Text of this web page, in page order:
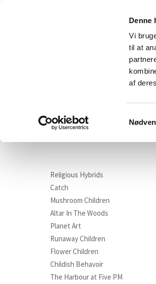
Denne
Vi
til at
af
Religious Hybrids
Catch
Mushroom Children
Altar In The Woods
Planet Art
Runaway Children
pictures
sculptures
installation view
Flower Children
Childish Behavoir
The Harbour at Five PM